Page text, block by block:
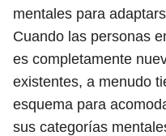
mentales para
Cuando las personas
es completamente
existentes, a menudo
esquema para
sus categorías